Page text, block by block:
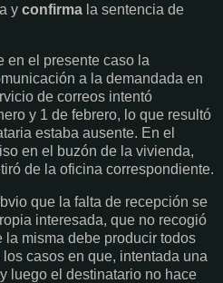
y confirma la sentencia de
en el presente caso la
a la demandada en
de correos intentó
y 1 de febrero, lo que resultó
estaba ausente. En el
en el buzón de la vivienda,
de la oficina correspondiente.
que la falta de recepción se
interesada, que no recogió
la misma debe producir todos
casos en que, intentada una
luego el destinatario no hace